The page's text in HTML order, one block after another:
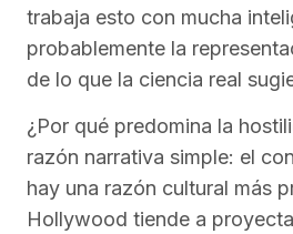
trabaja esto con mucha
probablemente la
de lo que la ciencia real
¿Por qué predomina la
razón narrativa simple: el
hay una razón cultural más
Hollywood tiende a